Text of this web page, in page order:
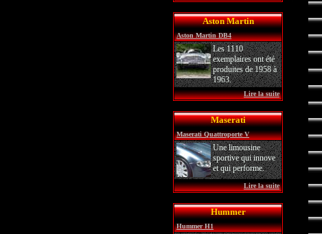
Aston Martin
Aston Martin DB4
Les 1110
exemplaires ont été
produites de 1958 à
1963.
Lire la suite
Maserati
Maserati Quattroporte V
Une limousine
sportive qui innove
et qui performe.
Lire la suite
Hummer
Hummer H1